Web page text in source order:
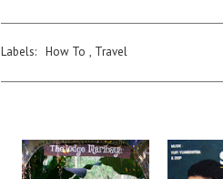
Labels: How To , Travel